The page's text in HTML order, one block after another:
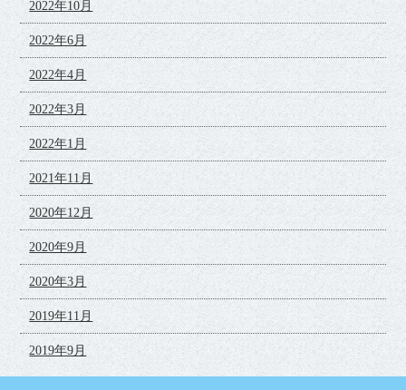
2022年10月
2022年6月
2022年4月
2022年3月
2022年1月
2021年11月
2020年12月
2020年9月
2020年3月
2019年11月
2019年9月